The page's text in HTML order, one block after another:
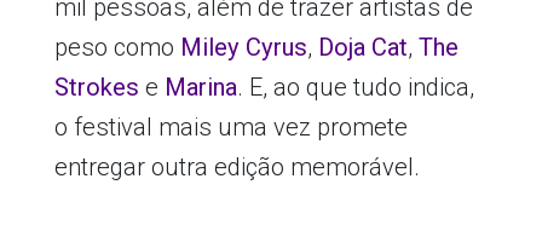
mil pessoas, além de trazer artistas de
peso como Miley Cyrus, Doja Cat, The
Strokes e Marina. E, ao que tudo indica,
o festival mais uma vez promete
entregar outra edição memorável.